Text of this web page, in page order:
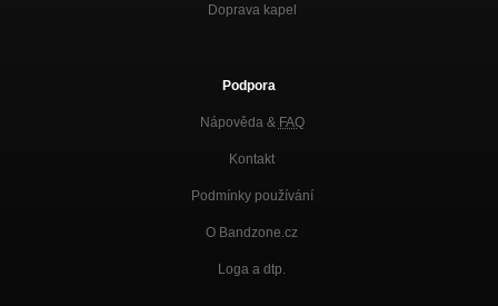
Doprava kapel
Podpora
Nápověda & FAQ
Kontakt
Podmínky používání
O Bandzone.cz
Loga a dtp.